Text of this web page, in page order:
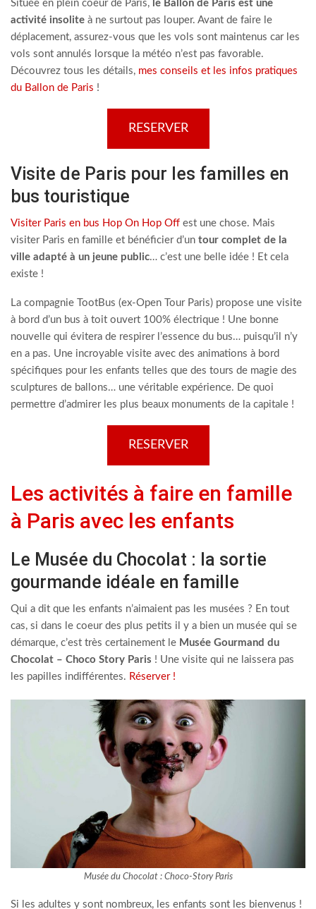
Située en plein coeur de Paris, le Ballon de Paris est une
activité insolite à ne surtout pas louper. Avant de faire le
déplacement, assurez-vous que les vols sont maintenus car les
vols sont annulés lorsque la météo n’est pas favorable.
Découvrez tous les détails, mes conseils et les infos pratiques
du Ballon de Paris !
RESERVER
Visite de Paris pour les familles en
bus touristique
Visiter Paris en bus Hop On Hop Off est une chose. Mais
visiter Paris en famille et bénéficier d’un tour complet de la
ville adapté à un jeune public… c’est une belle idée ! Et cela
existe !
La compagnie TootBus (ex-Open Tour Paris) propose une visite
à bord d’un bus à toit ouvert 100% électrique ! Une bonne
nouvelle qui évitera de respirer l’essence du bus… puisqu’il n’y
en a pas. Une incroyable visite avec des animations à bord
spécifiques pour les enfants telles que des tours de magie des
sculptures de ballons… une véritable expérience. De quoi
permettre d’admirer les plus beaux monuments de la capitale !
RESERVER
Les activités à faire en famille
à Paris avec les enfants
Le Musée du Chocolat : la sortie
gourmande idéale en famille
Qui a dit que les enfants n’aimaient pas les musées ? En tout
cas, si dans le coeur des plus petits il y a bien un musée qui se
démarque, c’est très certainement le Musée Gourmand du
Chocolat – Choco Story Paris ! Une visite qui ne laissera pas
les papilles indifférentes. Réserver !
Musée du Chocolat : Choco-Story Paris
Si les adultes y sont nombreux, les enfants sont les bienvenus !